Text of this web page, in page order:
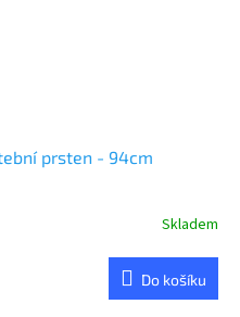
prsten - 94cm
Skladem
Do košíku